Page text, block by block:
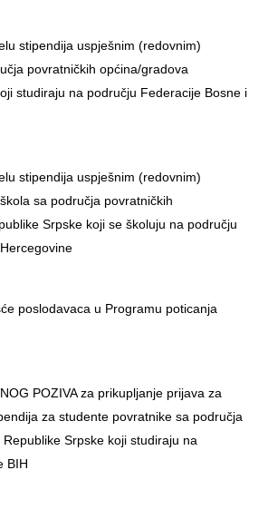
stipendija uspješnim (redovnim)
povratničkih općina/gradova
studiraju na području Federacije Bosne i
stipendija uspješnim (redovnim)
sa područja povratničkih
Srpske koji se školuju na području
poslodavaca u Programu poticanja
POZIVA za prikupljanje prijava za
za studente povratnike sa područja
Srpske koji studiraju na
BIH